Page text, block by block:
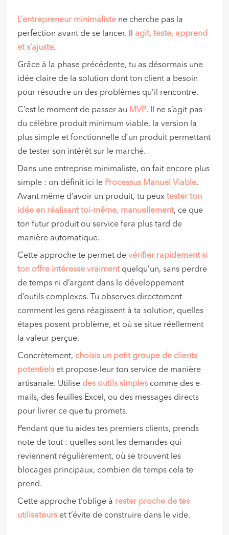
L’entrepreneur minimaliste ne cherche pas la
perfection avant de se lancer. Il agit, teste, apprend
et s’ajuste.
Grâce à la phase précédente, tu as désormais une
idée claire de la solution dont ton client a besoin
pour résoudre un des problèmes qu’il rencontre.
C’est le moment de passer au MVP. Il ne s’agit pas
du célèbre produit minimum viable, la version la
plus simple et fonctionnelle d’un produit permettant
de tester son intérêt sur le marché.
Dans une entreprise minimaliste, on fait encore plus
simple : on définit ici le Processus Manuel Viable.
Avant même d’avoir un produit, tu peuxtester ton
idée en réalisant toi-même, manuellement, ce que
ton futur produit ou service fera plus tard de
manière automatique.
Cette approche te permet devérifier rapidement si
ton offre intéresse vraimentquelqu’un, sans perdre
de temps ni d’argent dans le développement
d’outils complexes. Tu observes directement
comment les gens réagissent à ta solution, quelles
étapes posent problème, et où se situe réellement
la valeur perçue.
Concrètement, choisis un petit groupe de clients
potentiels et propose-leur ton service de manière
artisanale. Utilise des outils simples comme des e-
mails, des feuilles Excel, ou des messages directs
pour livrer ce que tu promets.
Pendant que tu aides tes premiers clients, prends
note de tout : quelles sont les demandes qui
reviennent régulièrement, où se trouvent les
blocages principaux, combien de temps cela te
prend.
Cette approche t’oblige à rester proche detes
utilisateurs et t’évite de construire dans le vide.